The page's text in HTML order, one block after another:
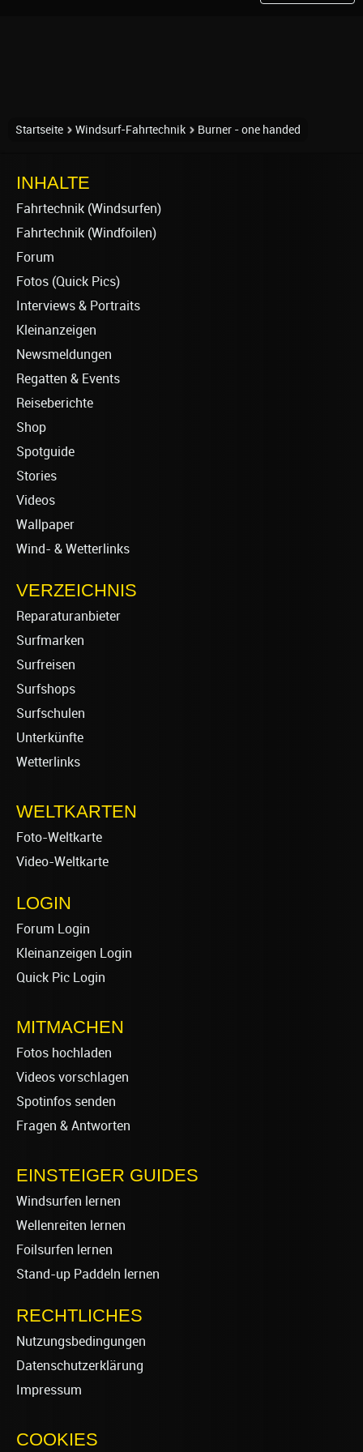
Startseite Windsurf-Fahrtechnik Burner - one handed
INHALTE
Fahrtechnik (Windsurfen)
Fahrtechnik (Windfoilen)
Forum
Fotos (Quick Pics)
Interviews & Portraits
Kleinanzeigen
Newsmeldungen
Regatten & Events
Reiseberichte
Shop
Spotguide
Stories
Videos
Wallpaper
Wind- & Wetterlinks
VERZEICHNIS
Reparaturanbieter
Surfmarken
Surfreisen
Surfshops
Surfschulen
Unterkünfte
Wetterlinks
WELTKARTEN
Foto-Weltkarte
Video-Weltkarte
LOGIN
Forum Login
Kleinanzeigen Login
Quick Pic Login
MITMACHEN
Fotos hochladen
Videos vorschlagen
Spotinfos senden
Fragen & Antworten
EINSTEIGER GUIDES
Windsurfen lernen
Wellenreiten lernen
Foilsurfen lernen
Stand-up Paddeln lernen
RECHTLICHES
Nutzungsbedingungen
Datenschutzerklärung
Impressum
COOKIES